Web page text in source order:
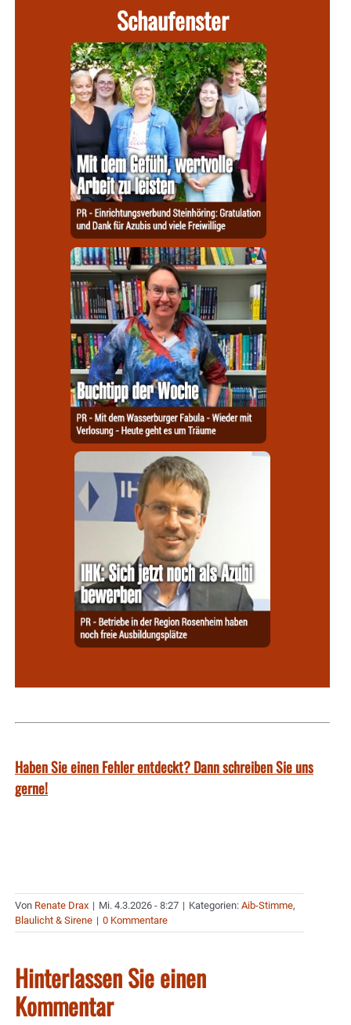
Schaufenster
Haben Sie einen Fehler entdeckt? Dann schreiben Sie uns
gerne!
Von Renate Drax | Mi. 4.3.2026 - 8:27 | Kategorien: Aib-Stimme,
Blaulicht & Sirene | 0 Kommentare
Hinterlassen Sie einen
Kommentar